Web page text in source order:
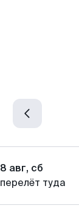
8 авг, сб
перелёт туда